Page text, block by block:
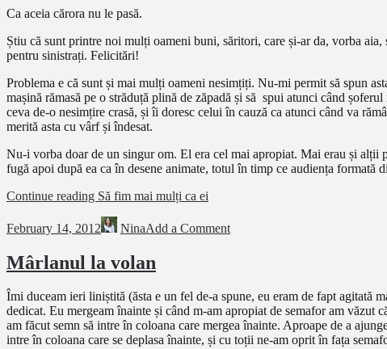
Ca aceia cărora nu le pasă.
Știu că sunt printre noi mulți oameni buni, săritori, care și-ar da, vorba
pentru sinistrați. Felicitări!
Problema e că sunt și mai mulți oameni nesimțiți. Nu-mi permit să spun
mașină rămasă pe o străduță plină de zăpadă și să spui atunci când
ceva de-o nesimțire crasă, și îi doresc celui în cauză ca atunci când va
merită asta cu vârf și îndesat.
Nu-i vorba doar de un singur om. El era cel mai apropiat. Mai erau și alții
fugă apoi după ea ca în desene animate, totul în timp ce audiența formată
Continue reading Să fim mai mulți ca ei
February 14, 2012 NinaAdd a Comment
Mârlanul la volan
Îmi duceam ieri liniștită (ăsta e un fel de-a spune, eu eram de fapt agitată
dedicat. Eu mergeam înainte și când m-am apropiat de semafor am văzut
am făcut semn să intre în coloana care mergea înainte. Aproape de a
intre în coloana care se deplasa înainte, și cu toții ne-am oprit în fața